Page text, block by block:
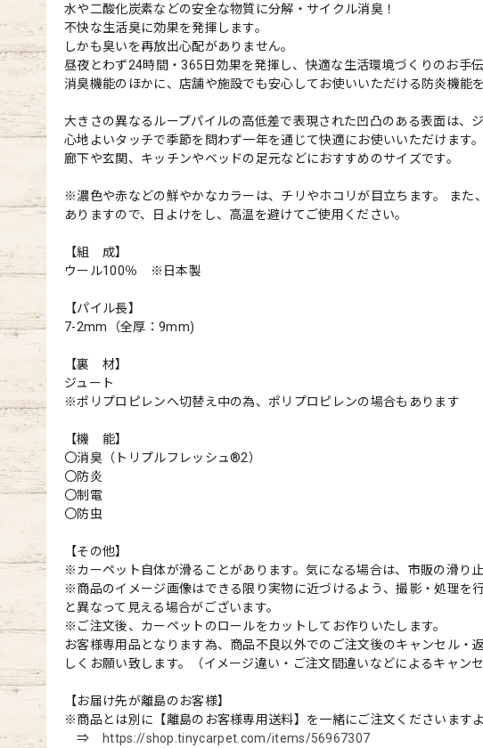
水や二酸化炭素などの安全な物質に分解・サイクル消臭！
不快な生活臭に効果を発揮します。
しかも臭いを再放出心配がありません。
昼夜とわず24時間・365日効果を発揮し、快適な生活環境づくりのお手伝
消臭機能のほかに、店舗や施設でも安心してお使いいただける防炎機能
大きさの異なるループパイルの高低差で表現された凹凸のある表面は、
心地よいタッチで季節を問わず一年を通じて快適にお使いいただけます。
廊下や玄関、キッチンやベッドの足元などにおすすめのサイズです。
※濃色や赤などの鮮やかなカラーは、チリやホコリが目立ちます。 ま
ありますので、日よけをし、高温を避けてご使用ください。
【組 成】
ウール100％ ※日本製
【パイル長】
7-2mm（全厚：9mm)
【裏 材】
ジュート
※ポリプロピレンへ切替え中の為、ポリプロピレンの場合もあります
【機 能】
〇消臭（トリプルフレッシュ®2）
〇防炎
〇制電
〇防虫
【その他】
※カーペット自体が滑ることがあります。気になる場合は、市販の滑り
※商品のイメージ画像はできる限り実物に近づけるよう、撮影・処理を
と異なって見える場合がございます。
※ご注文後、カーペットのロールをカットしてお作りいたします。
お客様専用品となります為、商品不良以外でのご注文後のキャンセル
しくお願い致します。（イメージ違い・ご注文間違いなどによるキャ
【お届け先が離島のお客様】
※商品とは別に【離島のお客様専用送料】を一緒にご注文くださいます
⇒
https://shop.tinycarpet.com/items/56967307